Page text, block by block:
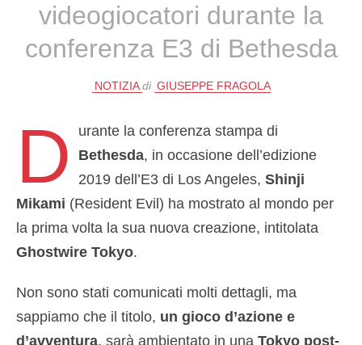
videogiocatori durante la
conferenza E3 di Bethesda
NOTIZIA di GIUSEPPE FRAGOLA
D
urante la conferenza stampa di
Bethesda, in occasione dell’edizione
2019 dell’E3 di Los Angeles,Shinji
Mikami (Resident Evil) ha mostrato al mondo per
la prima volta la sua nuova creazione, intitolata
Ghostwire Tokyo.
Non sono stati comunicati molti dettagli, ma
sappiamo che il titolo, un gioco d’azione e
d’avventura, sarà ambientato in una Tokyo post-